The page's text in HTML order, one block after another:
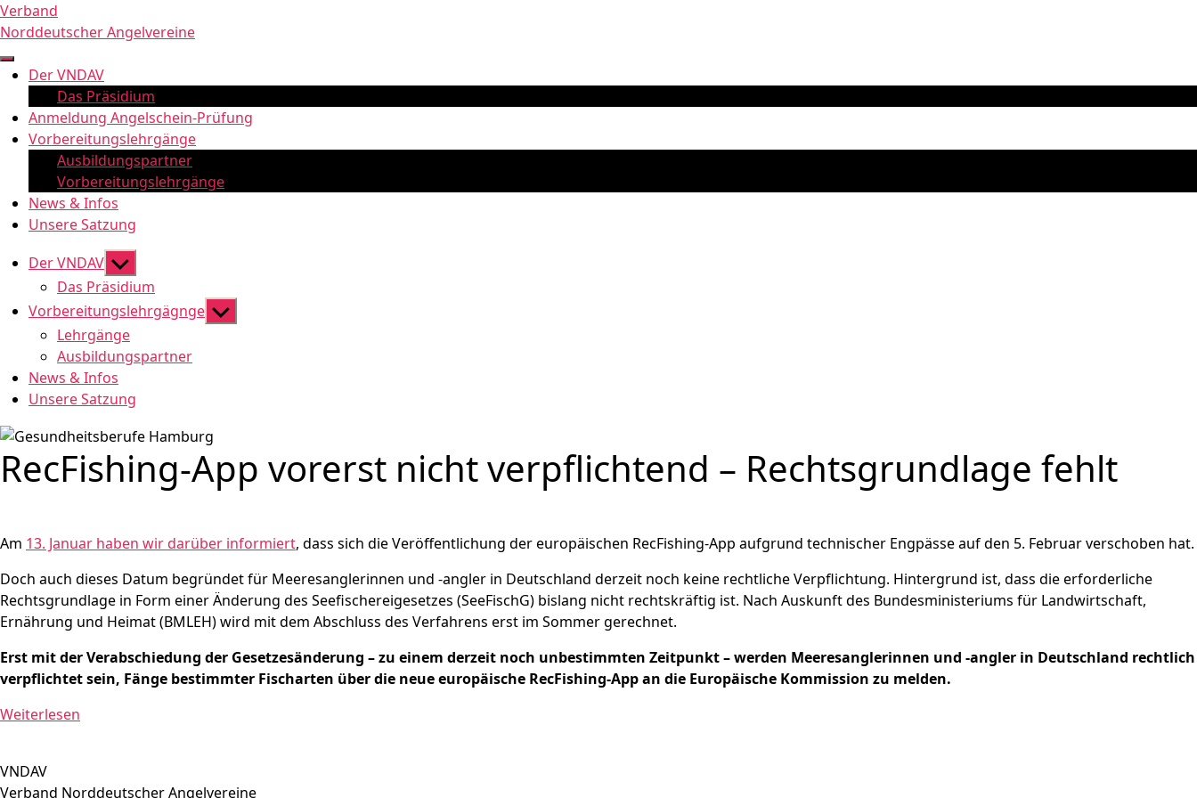
Zum
Inhalt
springen
Verband
Norddeutscher Angelvereine
Der VNDAV
Das Präsidium
Anmeldung Angelschein-Prüfung
Vorbereitungslehrgänge
Ausbildungspartner
Vorbereitungslehrgänge
News & Infos
Unsere Satzung
Der VNDAV Untermenü
anzeigen
Das Präsidium
Vorbereitungslehrgägnge Untermenü
Lehrgänge
Ausbildungspartner
News & Infos
Unsere Satzung
RecFishing-App vorerst nicht verpflichtend – Rechtsgrundlage fehlt
Am 13. Januar haben wir darüber informiert, dass sich die Veröffentlichung der europäischen RecFishing-App aufgrund technischer Engpässe auf den 5. Februar verschoben hat.
Doch auch dieses Datum begründet für Meeresanglerinnen und -angler in Deutschland derzeit noch keine rechtliche Verpflichtung. Hintergrund ist, dass die erforderliche
Rechtsgrundlage in Form einer Änderung des Seefischereigesetzes (SeeFischG) bislang nicht rechtskräftig ist. Nach Auskunft des Bundesministeriums für Landwirtschaft,
Ernährung und Heimat (BMLEH) wird mit dem Abschluss des Verfahrens erst im Sommer gerechnet.
Erst mit der Verabschiedung der Gesetzesänderung – zu einem derzeit noch unbestimmten Zeitpunkt – werden Meeresanglerinnen und -angler in Deutschland rechtlich
verpflichtet sein, Fänge bestimmter Fischarten über die neue europäische RecFishing-App an die Europäische Kommission zu melden.
Weiterlesen
VNDAV
Verband Norddeutscher Angelvereine